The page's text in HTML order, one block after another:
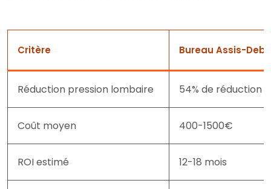
Critère Bureau Assis-
Réduction pression lombaire 54% de réduction
Coût moyen 400-1500€
ROI estimé 12-18 mois